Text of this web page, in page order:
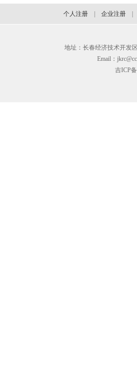
个人注册 企业注册
地址：长春经济技术开发
Email：
吉ICP